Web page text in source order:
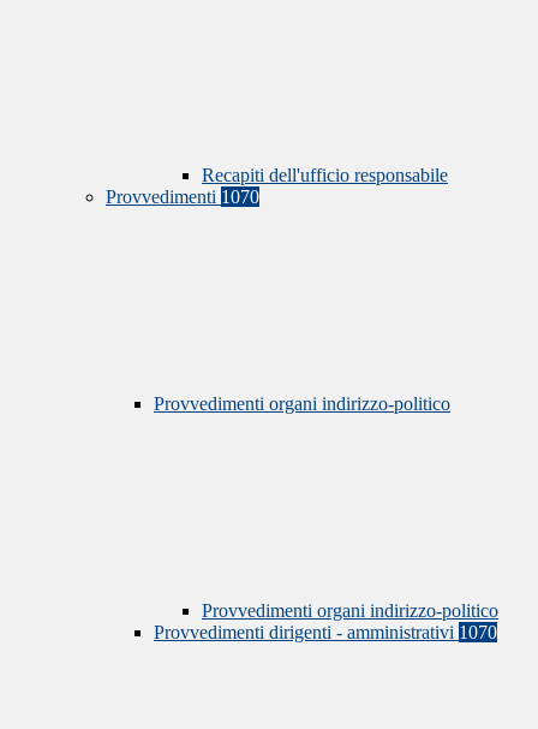
Recapiti dell'ufficio responsabile
Provvedimenti 1070
Provvedimenti organi indirizzo-politico
Provvedimenti organi indirizzo-politico
Provvedimenti dirigenti - amministrativi 1070